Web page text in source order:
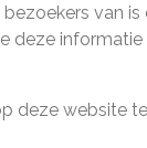
van
deze informatie
deze website